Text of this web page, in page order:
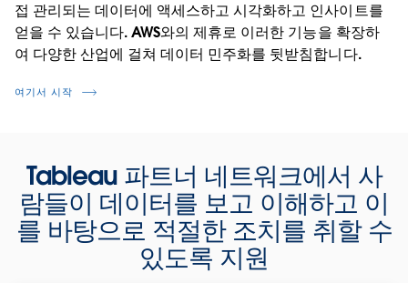
접 관리되는 데이터에 액세스하고 시각화하고 인사이트를
얻을 수 있습니다. AWS와의 제휴로 이러한 기능을 확장하
여 다양한 산업에 걸쳐 데이터 민주화를 뒷받침합니다.
여기서 시작
Tableau 파트너 네트워크에서 사
람들이 데이터를 보고 이해하고 이
를 바탕으로 적절한 조치를 취할 수
있도록 지원